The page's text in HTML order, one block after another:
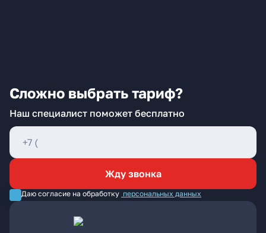
Сложно выбрать тариф?
Наш специалист поможет бесплатно
Жду звонка
Даю согласие на обработку персональных данных